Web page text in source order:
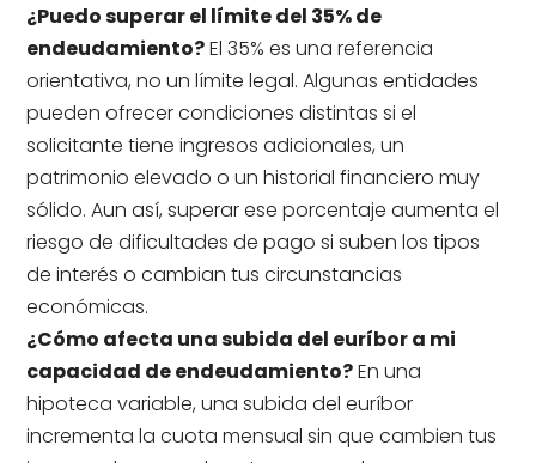
¿Puedo superar el límite del 35% de
endeudamiento?El 35% es una referencia
orientativa, no un límite legal. Algunas entidades
pueden ofrecer condiciones distintas si el
solicitante tiene ingresos adicionales, un
patrimonio elevado o un historial financiero muy
sólido. Aun así, superar ese porcentaje aumenta el
riesgo de dificultades de pago si suben los tipos
de interés o cambian tus circunstancias
económicas.
¿Cómo afecta una subida del euríbor a mi
capacidad de endeudamiento?En una
hipoteca variable, una subida del euríbor
incrementa la cuota mensual sin que cambien tus